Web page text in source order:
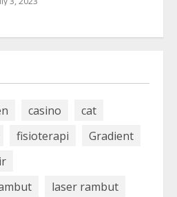
casino
cat
fisioterapi
Gradient
laser rambut